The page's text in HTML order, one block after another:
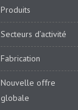
Produits
Secteurs d’activité
Fabrication
Nouvelle offre
globale